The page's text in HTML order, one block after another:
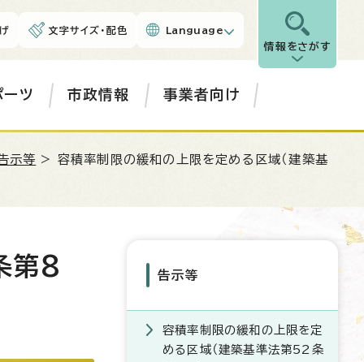
文字サイズ・配色 Language
情報をさがす
ーツ 市政情報 事業者向け
示等 > 容積率制限の緩和の上限を定める区域（建築基
第8 告示等
容積率制限の緩和の上限を定
める区域（建築基準法第52条